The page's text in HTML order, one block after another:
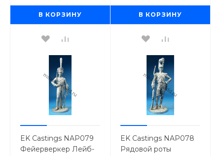
Франция, 1809 г.
(54мм.)В КОРЗИНУ
Денисов. Россия, 1813
г (54мм.)В КОРЗИНУ
EK Castings NAP079
Фейерверкер Лейб-
EK Castings NAP078
Рядовой роты